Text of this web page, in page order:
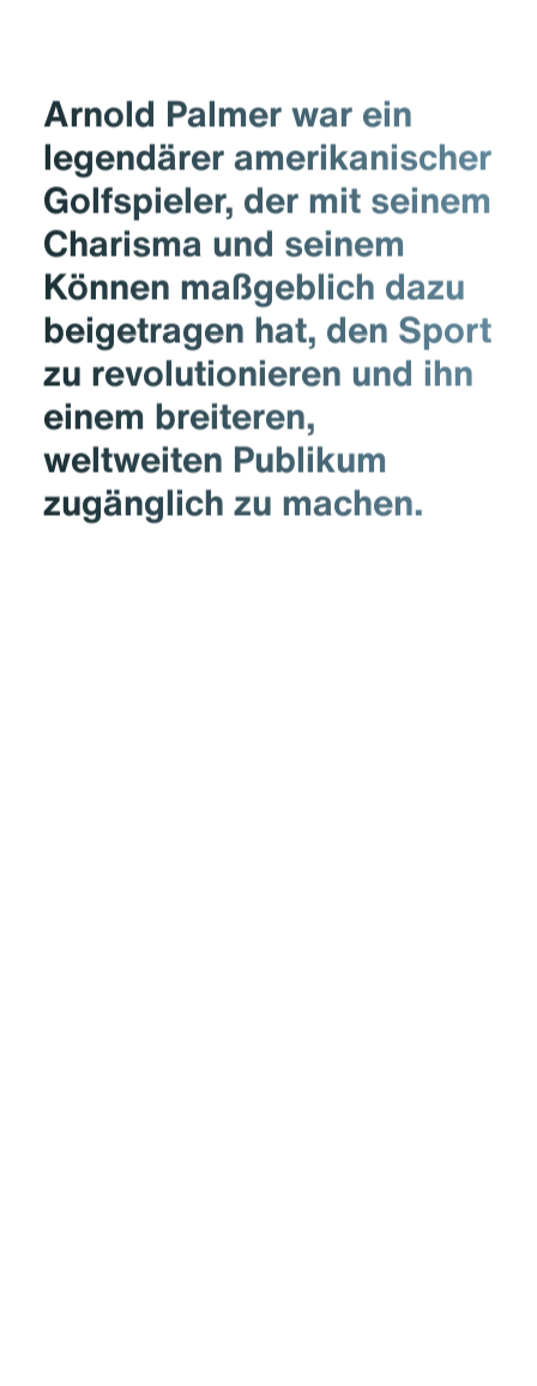
Arnold Palmer war ein
legendärer amerikanischer
Golfspieler, der mit seinem
Charisma und seinem
Können maßgeblich dazu
beigetragen hat, den Sport
zu revolutionieren und ihn
einem breiteren,
weltweiten Publikum
zugänglich zu machen.